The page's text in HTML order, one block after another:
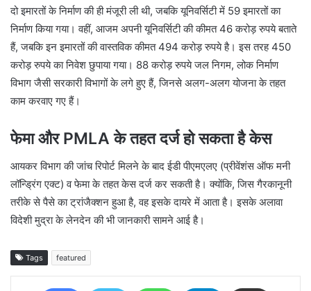
दो इमारतों के निर्माण की ही मंजूरी ली थी, जबकि यूनिवर्सिटी में 59 इमारतों का
निर्माण किया गया। वहीं, आजम अपनी यूनिवर्सिटी की कीमत 46 करोड़ रुपये बताते
हैं, जबकि इन इमारतों की वास्तविक कीमत 494 करोड़ रुपये है। इस तरह 450
करोड़ रुपये का निवेश छुपाया गया। 88 करोड़ रुपये जल निगम, लोक निर्माण
विभाग जैसी सरकारी विभागों के लगे हुए हैं, जिनसे अलग-अलग योजना के तहत
काम करवाए गए हैं।
फेमा और PMLA के तहत दर्ज हो सकता है केस
आयकर विभाग की जांच रिपोर्ट मिलने के बाद ईडी पीएमएलए (प्रीवेंशंस ऑफ मनी
लॉन्ड्रिंग एक्ट) व फेमा के तहत केस दर्ज कर सकती है। क्योंकि, जिस गैरकानूनी
तरीके से पैसे का ट्रांजैक्शन हुआ है, वह इसके दायरे में आता है। इसके अलावा
विदेशी मुद्रा के लेनदेन की भी जानकारी सामने आई है।
Tags featured